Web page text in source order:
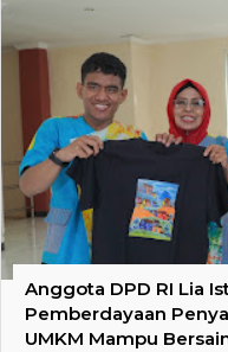
Anggota DPD RI Lia
Pemberdayaan
UMKM Mampu